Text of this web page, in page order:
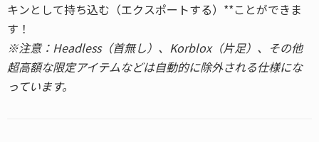
キンとして持ち込む（エクスポートする）**ことができま
す！
※注意：Headless（首無し）、Korblox（片足）、その他
超高額な限定アイテムなどは自動的に除外される仕様にな
っています。